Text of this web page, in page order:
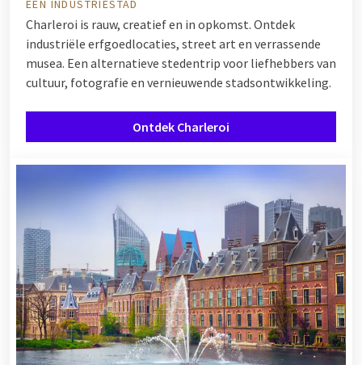
EEN INDUSTRIESTAD
Charleroi is rauw, creatief en in opkomst. Ontdek
industriële erfgoedlocaties, street art en verrassende
musea. Een alternatieve stedentrip voor liefhebbers van
cultuur, fotografie en vernieuwende stadsontwikkeling.
Ontdek Charleroi